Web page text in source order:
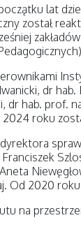
lat
został
dr
dr hab. prof.
roku
Od 2020
na